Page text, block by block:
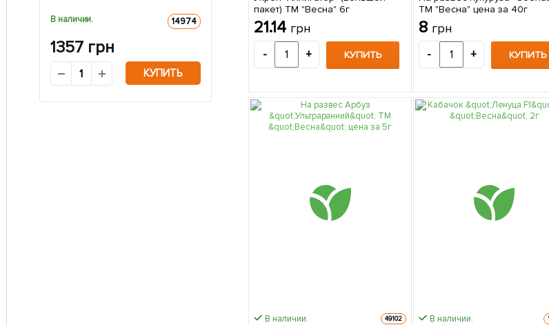
В наличии. 14974
1357грн
КУПИТЬ
пакет) ТМ "Весна" 6г
21.14 грн
- + КУПИТЬ
ТМ "Весна" цена за 40г
8 грн
- + КУПИТЬ
В наличии. 49102 В наличии.